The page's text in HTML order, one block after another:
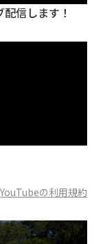
信します！
YouTubeの利用規約